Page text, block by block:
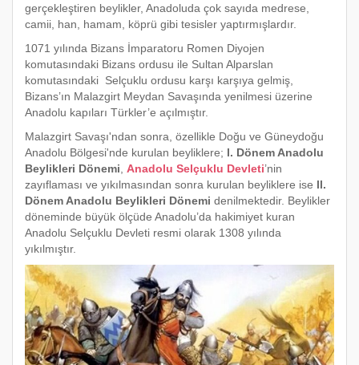
gerçekleştiren beylikler, Anadoluda çok sayıda medrese,
camii, han, hamam, köprü gibi tesisler yaptırmışlardır.
1071 yılında Bizans İmparatoru Romen Diyojen
komutasındaki Bizans ordusu ile Sultan Alparslan
komutasındaki Selçuklu ordusu karşı karşıya gelmiş,
Bizans’ın Malazgirt Meydan Savaşında yenilmesi üzerine
Anadolu kapıları Türkler’e açılmıştır.
Malazgirt Savaşı'ndan sonra, özellikle Doğu ve Güneydoğu
Anadolu Bölgesi'nde kurulan beyliklere; l. Dönem Anadolu
Beylikleri Dönemi Anadolu Selçuklu Devleti’nin
zayıflaması ve yıkılmasından sonra kurulan beyliklere ise ll.
Dönem Anadolu Beylikleri Dönemi denilmektedir. Beylikler
döneminde büyük ölçüde Anadolu’da hakimiyet kuran
Anadolu Selçuklu Devleti resmi olarak 1308 yılında
yıkılmıştır.